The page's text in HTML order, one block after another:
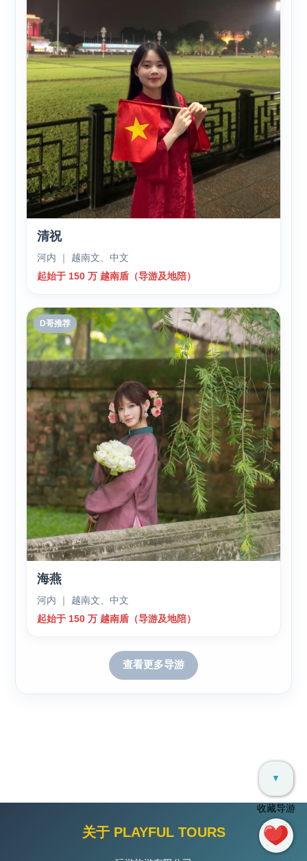
清祝
河内 ｜ 越南文、中文
起始于 150 万 越南盾（导游及地陪）
D哥推荐
海燕
河内 ｜ 越南文、中文
起始于 150 万 越南盾（导游及地陪）
查看更多导游
关于 PLAYFUL TOURS
▼
收藏导游